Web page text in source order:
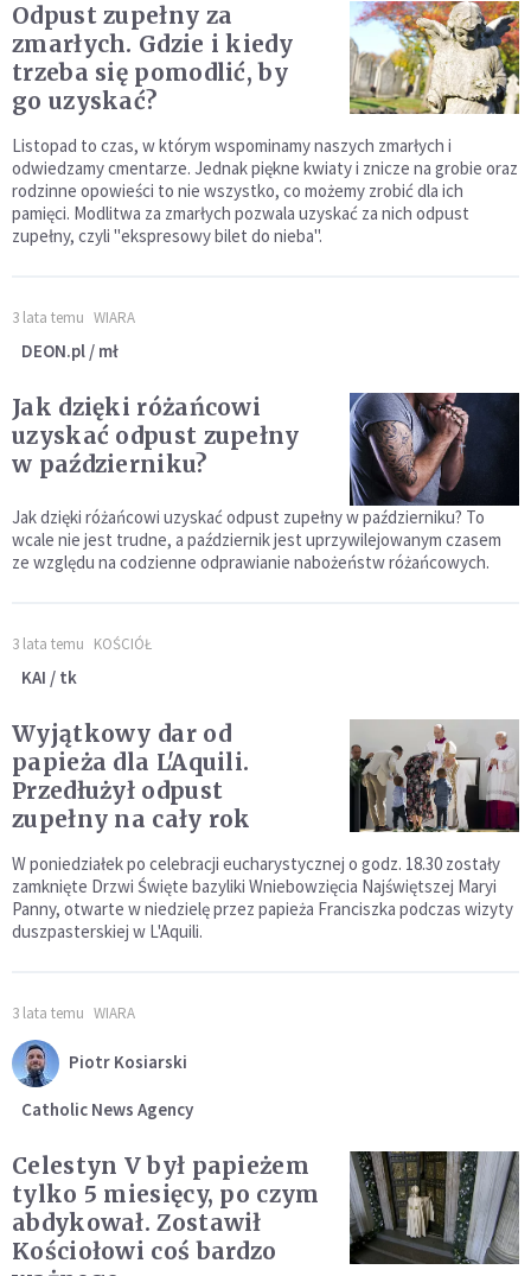
Odpust zupełny za
zmarłych. Gdzie i kiedy
trzeba się pomodlić, by
go uzyskać?
Listopad to czas, w którym wspominamy naszych zmarłych i
odwiedzamy cmentarze. Jednak piękne kwiaty i znicze na grobie oraz
rodzinne opowieści to nie wszystko, co możemy zrobić dla ich
pamięci. Modlitwa za zmarłych pozwala uzyskać za nich odpust
zupełny, czyli "ekspresowy bilet do nieba".
3 lata temu WIARA
DEON.pl / mł
Jak dzięki różańcowi
uzyskać odpust zupełny
w październiku?
Jak dzięki różańcowi uzyskać odpust zupełny w październiku? To
wcale nie jest trudne, a październik jest uprzywilejowanym czasem
ze względu na codzienne odprawianie nabożeństw różańcowych.
3 lata temu KOŚCIÓŁ
KAI / tk
Wyjątkowy dar od
papieża dla L'Aquili.
Przedłużył odpust
zupełny na cały rok
W poniedziałek po celebracji eucharystycznej o godz. 18.30 zostały
zamknięte Drzwi Święte bazyliki Wniebowzięcia Najświętszej Maryi
Panny, otwarte w niedzielę przez papieża Franciszka podczas wizyty
duszpasterskiej w L'Aquili.
3 lata temu WIARA
Piotr Kosiarski
Catholic News Agency
Celestyn V był papieżem
tylko 5 miesięcy, po czym
abdykował. Zostawił
Kościołowi coś bardzo